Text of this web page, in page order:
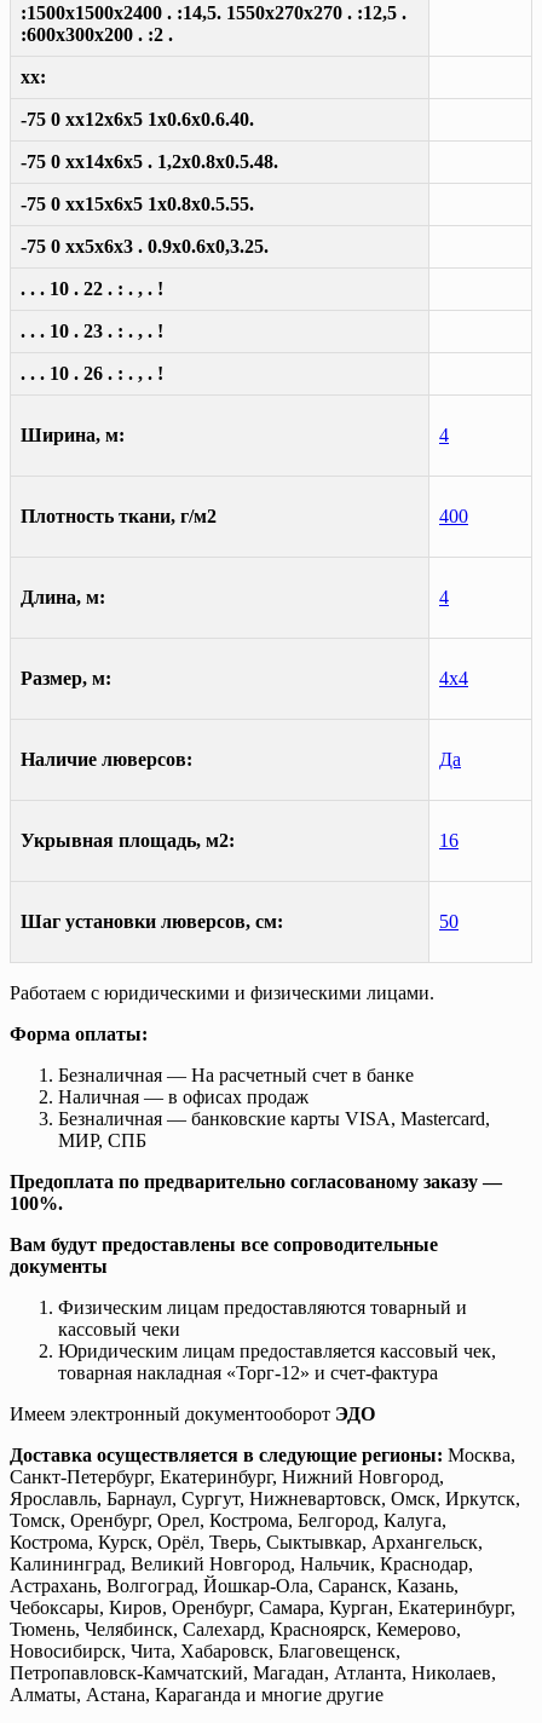
:1500x1500x2400 . :14,5. 1550x270x270 . :12,5 .
:600x300x200 . :2 .
xx:
-75 0 xx12x6x5 1x0.6x0.6.40.
-75 0 xx14x6x5 . 1,2x0.8x0.5.48.
-75 0 xx15x6x5 1x0.8x0.5.55.
-75 0 xx5x6x3 . 0.9x0.6x0,3.25.
. . . 10 . 22 . : . , . !
. . . 10 . 23 . : . , . !
. . . 10 . 26 . : . , . !
Ширина, м: 4
Плотность ткани, г/м2 400
Длина, м: 4
Размер, м: 4х4
Наличие люверсов: Да
Укрывная площадь, м2: 16
Шаг установки люверсов, см: 50
Работаем с юридическими и физическими лицами.
Форма оплаты:
Безналичная — На расчетный счет в банке
Наличная — в офисах продаж
Безналичная — банковские карты VISA, Mastercard,
МИР, СПБ
Предоплата по предварительно согласованому заказу —
100%.
Вам будут предоставлены все сопроводительные
документы
Физическим лицам предоставляются товарный и
кассовый чеки
Юридическим лицам предоставляется кассовый чек,
товарная накладная «Торг-12» и счет-фактура
Имеем электронный документооборот ЭДО
Доставка осуществляется в следующие регионы: Москва,
Санкт-Петербург, Екатеринбург, Нижний Новгород,
Ярославль, Барнаул, Сургут, Нижневартовск, Омск, Иркутск,
Томск, Оренбург, Орел, Кострома, Белгород, Калуга,
Кострома, Курск, Орёл, Тверь, Сыктывкар, Архангельск,
Калининград, Великий Новгород, Нальчик, Краснодар,
Астрахань, Волгоград, Йошкар-Ола, Саранск, Казань,
Чебоксары, Киров, Оренбург, Самара, Курган, Екатеринбург,
Тюмень, Челябинск, Салехард, Красноярск, Кемерово,
Новосибирск, Чита, Хабаровск, Благовещенск,
Петропавловск-Камчатский, Магадан, Атланта, Николаев,
Алматы, Астана, Караганда и многие другие